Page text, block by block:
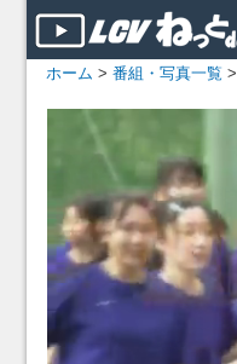
ホーム > 番組・写真一覧